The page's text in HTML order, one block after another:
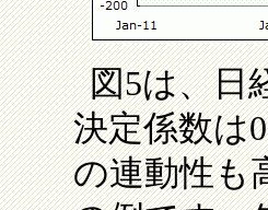
図5は、日
決定係数は
の連動性も